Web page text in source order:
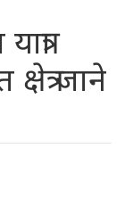
जाने